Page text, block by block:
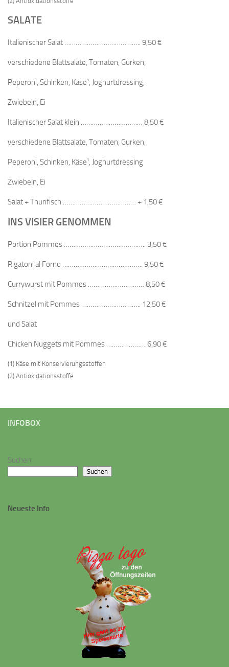
SALATE
Italienischer Salat ………………………………….. 9,50 €
verschiedene Blattsalate, Tomaten, Gurken,
Peperoni, Schinken, Käse¹, Joghurtdressing,
Zwiebeln, Ei
Italienischer Salat klein …………………………… 8,50 €
verschiedene Blattsalate, Tomaten, Gurken,
Peperoni, Schinken, Käse¹, Joghurtdressing
Zwiebeln, Ei
Salat + Thunfisch ………………………………… + 1,50 €
INS VISIER GENOMMEN
Portion Pommes …………………………………….. 3,50 €
Rigatoni al Forno ……………………………………. 9,50 €
Currywurst mit Pommes ………………………… 8,50 €
Schnitzel mit Pommes ………………………….. 12,50 €
und Salat
Chicken Nuggets mit Pommes ………………… 6,90 €
(1) Käse mit Konservierungsstoffen
(2) Antioxidationsstoffe
INFOBOX
Suchen
Suchen
Neueste Info